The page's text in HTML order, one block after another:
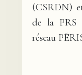
(CSRDN)
de la PRS
réseau